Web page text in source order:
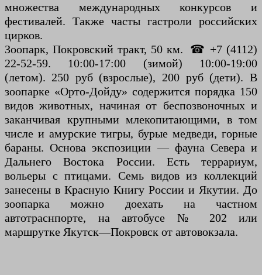
множества международных конкурсов и
фестивалей. Также часты гастроли российских
цирков.
Зоопарк, Покровский тракт, 50 км. ☎ +7 (4112)
22-52-59. 10:00-17:00 (зимой) 10:00-19:00
(летом). 250 руб (взрослые), 200 руб (дети). В
зоопарке «Орто-Дойду» содержится порядка 150
видов животных, начиная от беспозвоночных и
заканчивая крупными млекопитающими, в том
числе и амурские тигры, бурые медведи, горные
бараны. Основа экспозиции — фауна Севера и
Дальнего Востока России. Есть террариум,
вольеры с птицами. Семь видов из коллекций
занесены в Красную Книгу России и Якутии. До
зоопарка можно доехать на частном
автотраснпорте, на автобусе № 202 или
маршрутке Якутск—Покровск от автовокзала.